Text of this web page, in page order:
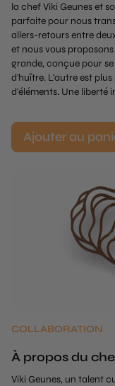
la chef Viki Geunes et
parfaite pour nous
allers-retours entre
et nous vous
grande, conçue pour
d'huître. L'autre est
d'éléments. Une liberté
Ajouter au
COLLABORATION
À propos du
Viki Geunes, un talent